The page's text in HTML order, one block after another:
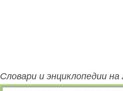
Словари и энциклопедии